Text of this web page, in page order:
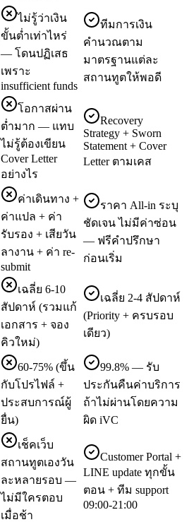
ไม่รู้ว่าเงิน
ขั้นต่ำเท่าไหร่
— โดนปฏิเสธ
เพราะ
insufficient funds
ทีมการเงิน
คำนวณตาม
มาตรฐานแต่ละ
สถานทูตให้พอดี
โอกาสผ่าน
ต่ำมาก — แทบ
ไม่รู้ต้องเขียน
Cover Letter
อย่างไร
Recovery
Strategy + Sworn
Statement + Cover
Letter ตามเคส
ค่าเดินทาง +
ค่าแปล + ค่า
รับรอง + เสียวัน
ลางาน + ค่า re-
submit
ราคา All-in ระบุ
ชัดเจน ไม่มีค่าซ่อน
— ฟรีคำปรึกษา
ก่อนเริ่ม
เฉลี่ย 6-10
สัปดาห์ (รวมแก้
เอกสาร + จอง
คิวใหม่)
เฉลี่ย 2-4 สัปดาห์
(Priority + ครบรอบ
เดียว)
60-75% (ขึ้น
กับโปรไฟล์ +
ประสบการณ์ผู้
ยื่น)
99.8% — รับ
ประกันคืนค่าบริการ
ถ้าไม่ผ่านโดยความ
ผิด iVC
เช็คเว็บ
สถานทูตเองวัน
ละหลายรอบ —
ไม่มีใครตอบ
เมื่อช้า
Customer Portal +
LINE update ทุกขั้น
ตอน + ทีม support
09:00-21:00